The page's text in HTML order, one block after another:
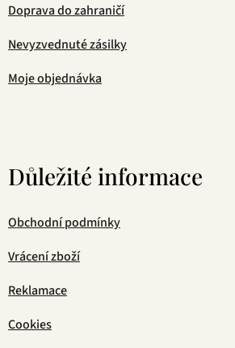
Doprava do zahraničí
Nevyzvednuté zásilky
Moje objednávka
Důležité informace
Obchodní podmínky
Vrácení zboží
Reklamace
Cookies